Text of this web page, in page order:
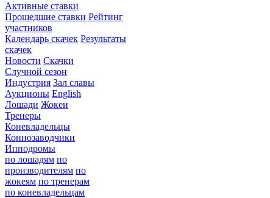
Активные ставки
Прошедшие ставки Рейтинг
участников
Календарь скачек Результаты
скачек
Новости Скачки
Случной сезон
Индустрия Зал славы
Аукционы English
Лошади Жокеи
Тренеры
Коневладельцы
Коннозаводчики
Ипподромы
по лошадям по
производителям по
жокеям по тренерам
по коневладельцам